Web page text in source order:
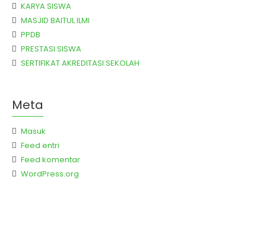
KARYA SISWA
MASJID BAITUL ILMI
PPDB
PRESTASI SISWA
SERTIFIKAT AKREDITASI SEKOLAH
Meta
Masuk
Feed entri
Feed komentar
WordPress.org